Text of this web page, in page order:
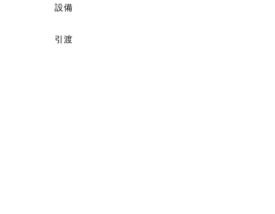
設備
引渡